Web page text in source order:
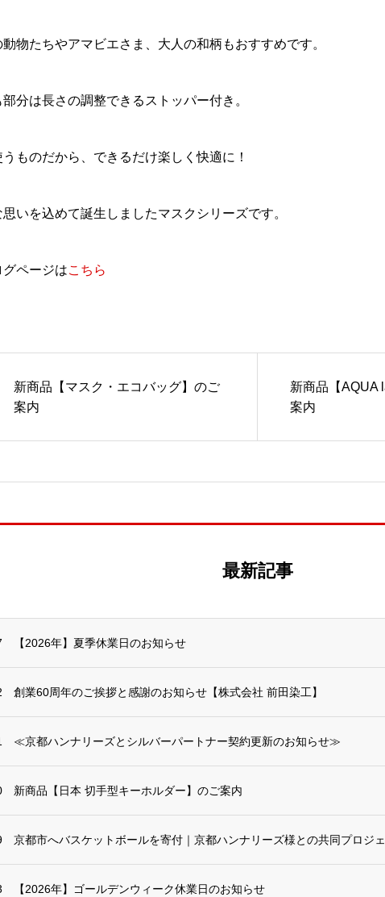
動物たちやアマビエさま、大人の和柄もおすすめです。
分は長さの調整できるストッパー付き。
ものだから、できるだけ楽しく快適に！
思いを込めて誕生しましたマスクシリーズです。
グページはこちら
新商品【マスク・エコバッグ】のご
案内
新商品【AQUA
案内
最新記事
【2026年】夏季休業日のお知らせ
創業60周年のご挨拶と感謝のお知らせ【株式会社 前田染工】
≪京都ハンナリーズとシルバーパートナー契約更新のお知らせ≫
新商品【日本 切手型キーホルダー】のご案内
京都市へバスケットボールを寄付｜京都ハンナリーズ様との共同プロジ
【2026年】ゴールデンウィーク休業日のお知らせ